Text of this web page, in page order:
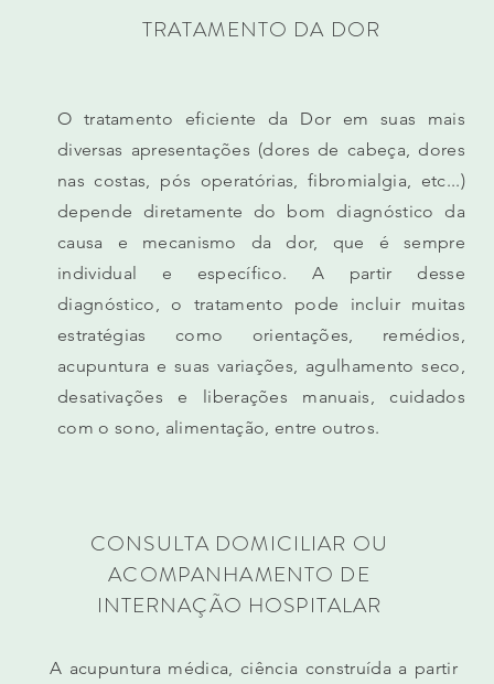
TRATAMENTO DA DOR
O tratamento eficiente da Dor em suas mais
diversas apresentações (dores de cabeça, dores
nas costas, pós operatórias, fibromialgia, etc...)
depende diretamente do bom diagnóstico da
causa e mecanismo da dor, que é sempre
individual e específico. A partir desse
diagnóstico, o tratamento pode incluir muitas
estratégias como orientações, remédios,
acupuntura e suas variações, agulhamento seco,
desativações e liberações manuais, cuidados
com o sono, alimentação, entre outros.
CONSULTA DOMICILIAR OU
ACOMPANHAMENTO DE
INTERNAÇÃO HOSPITALAR
A acupuntura médica, ciência construída a partir